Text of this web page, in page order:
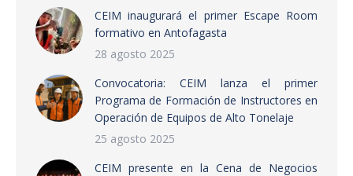
CEIM inaugurará el primer Escape Room
formativo en Antofagasta
28 agosto 2025
Convocatoria: CEIM lanza el primer
Programa de Formación de Instructores en
Operación de Equipos de Alto Tonelaje
25 agosto 2025
CEIM presente en la Cena de Negocios